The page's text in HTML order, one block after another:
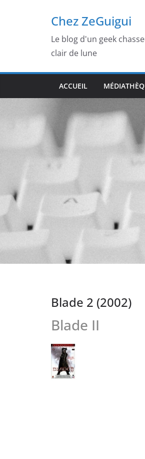
Chez ZeGuigui
Le blog d'un geek
clair de lune
ACCUEIL
Blade 2 (2002)
Blade II